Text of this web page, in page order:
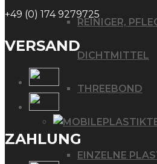
REINIGER,
DICHTMITTEL
THREEBOND
EINZELNE
+49 (0) 174 9279725
VERSAND
ZAHLUNG